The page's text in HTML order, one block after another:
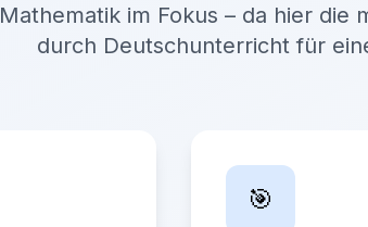
Mathematik im Fokus – da hier die
durch Deutschunterricht für
🎯